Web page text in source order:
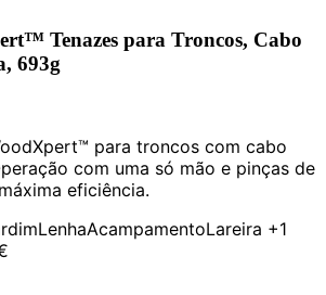
Tenazes para Troncos, Cabo
693g
para troncos com cabo
com uma só mão e pinças de
eficiência.
LenhaAcampamentoLareira +1